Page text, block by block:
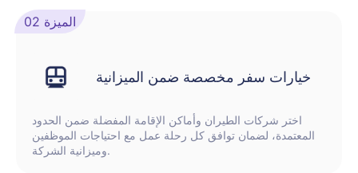
الميزة 02
خيارات سفر مخصصة ضمن الميزانية
اختر شركات الطيران وأماكن الإقامة المفضلة ضمن الحدود
المعتمدة، لضمان توافق كل رحلة عمل مع احتياجات الموظفين
وميزانية الشركة.